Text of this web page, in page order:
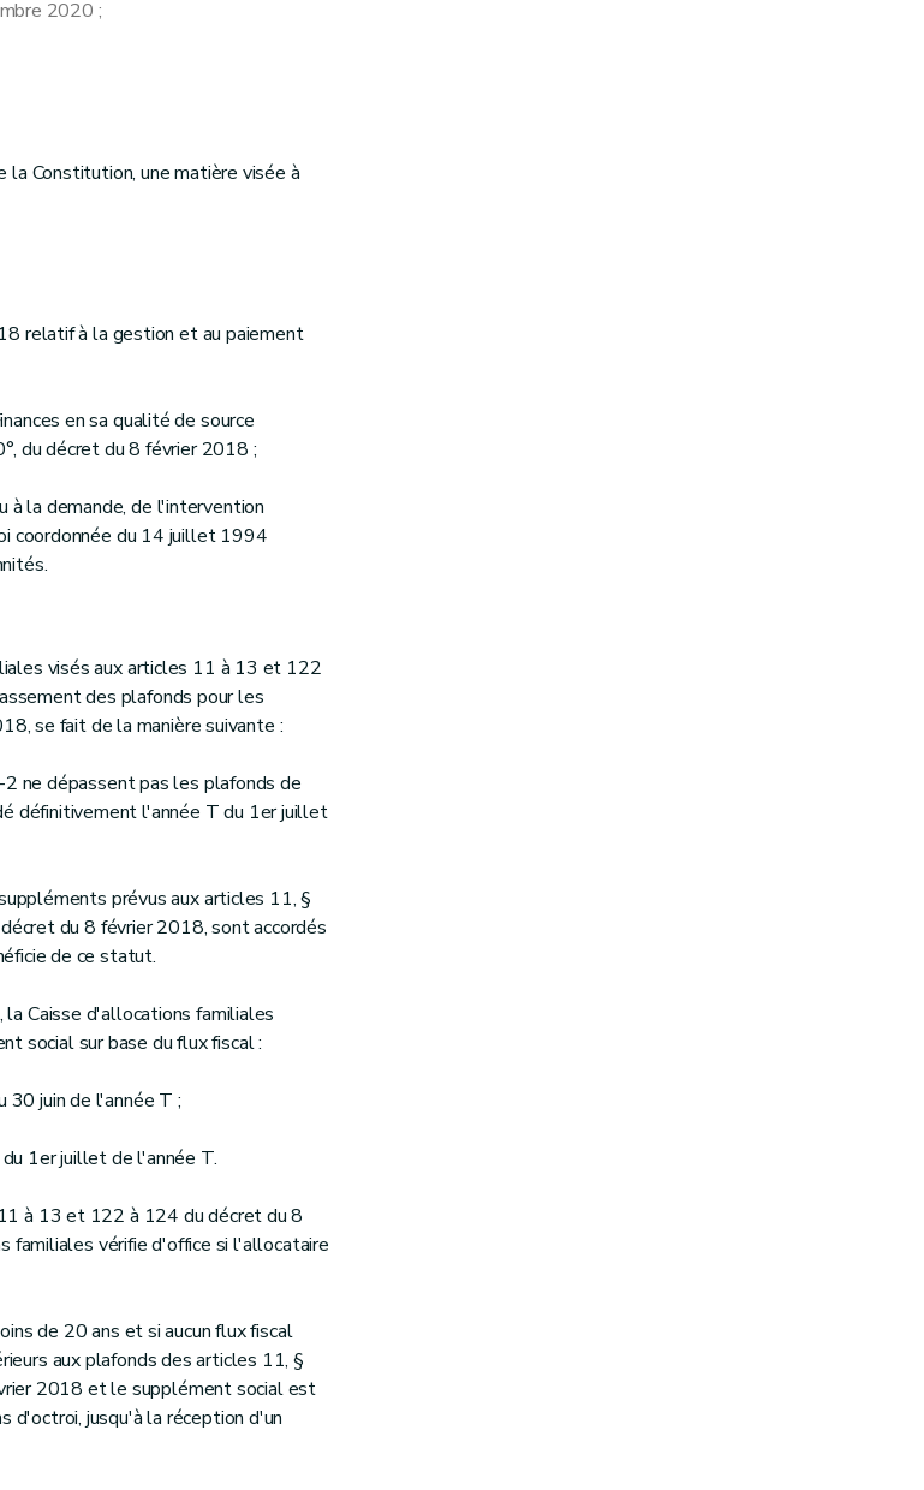
2020 ;
Constitution, une matière visée à
relatif à la gestion et au paiement
en sa qualité de source
du décret du 8 février 2018 ;
la demande, de l'intervention
coordonnée du 14 juillet 1994
visés aux articles 11 à 13 et 122
des plafonds pour les
se fait de la manière suivante :
ne dépassent pas les plafonds de
définitivement l'année T du 1er juillet
prévus aux articles 11, §
du 8 février 2018, sont accordés
de ce statut.
Caisse d'allocations familiales
social sur base du flux fiscal :
30 juin de l'année T ;
1er juillet de l'année T.
à 13 et 122 à 124 du décret du 8
familiales vérifie d'office si l'allocataire
de 20 ans et si aucun flux fiscal
aux plafonds des articles 11, §
2018 et le supplément social est
d'octroi, jusqu'à la réception d'un